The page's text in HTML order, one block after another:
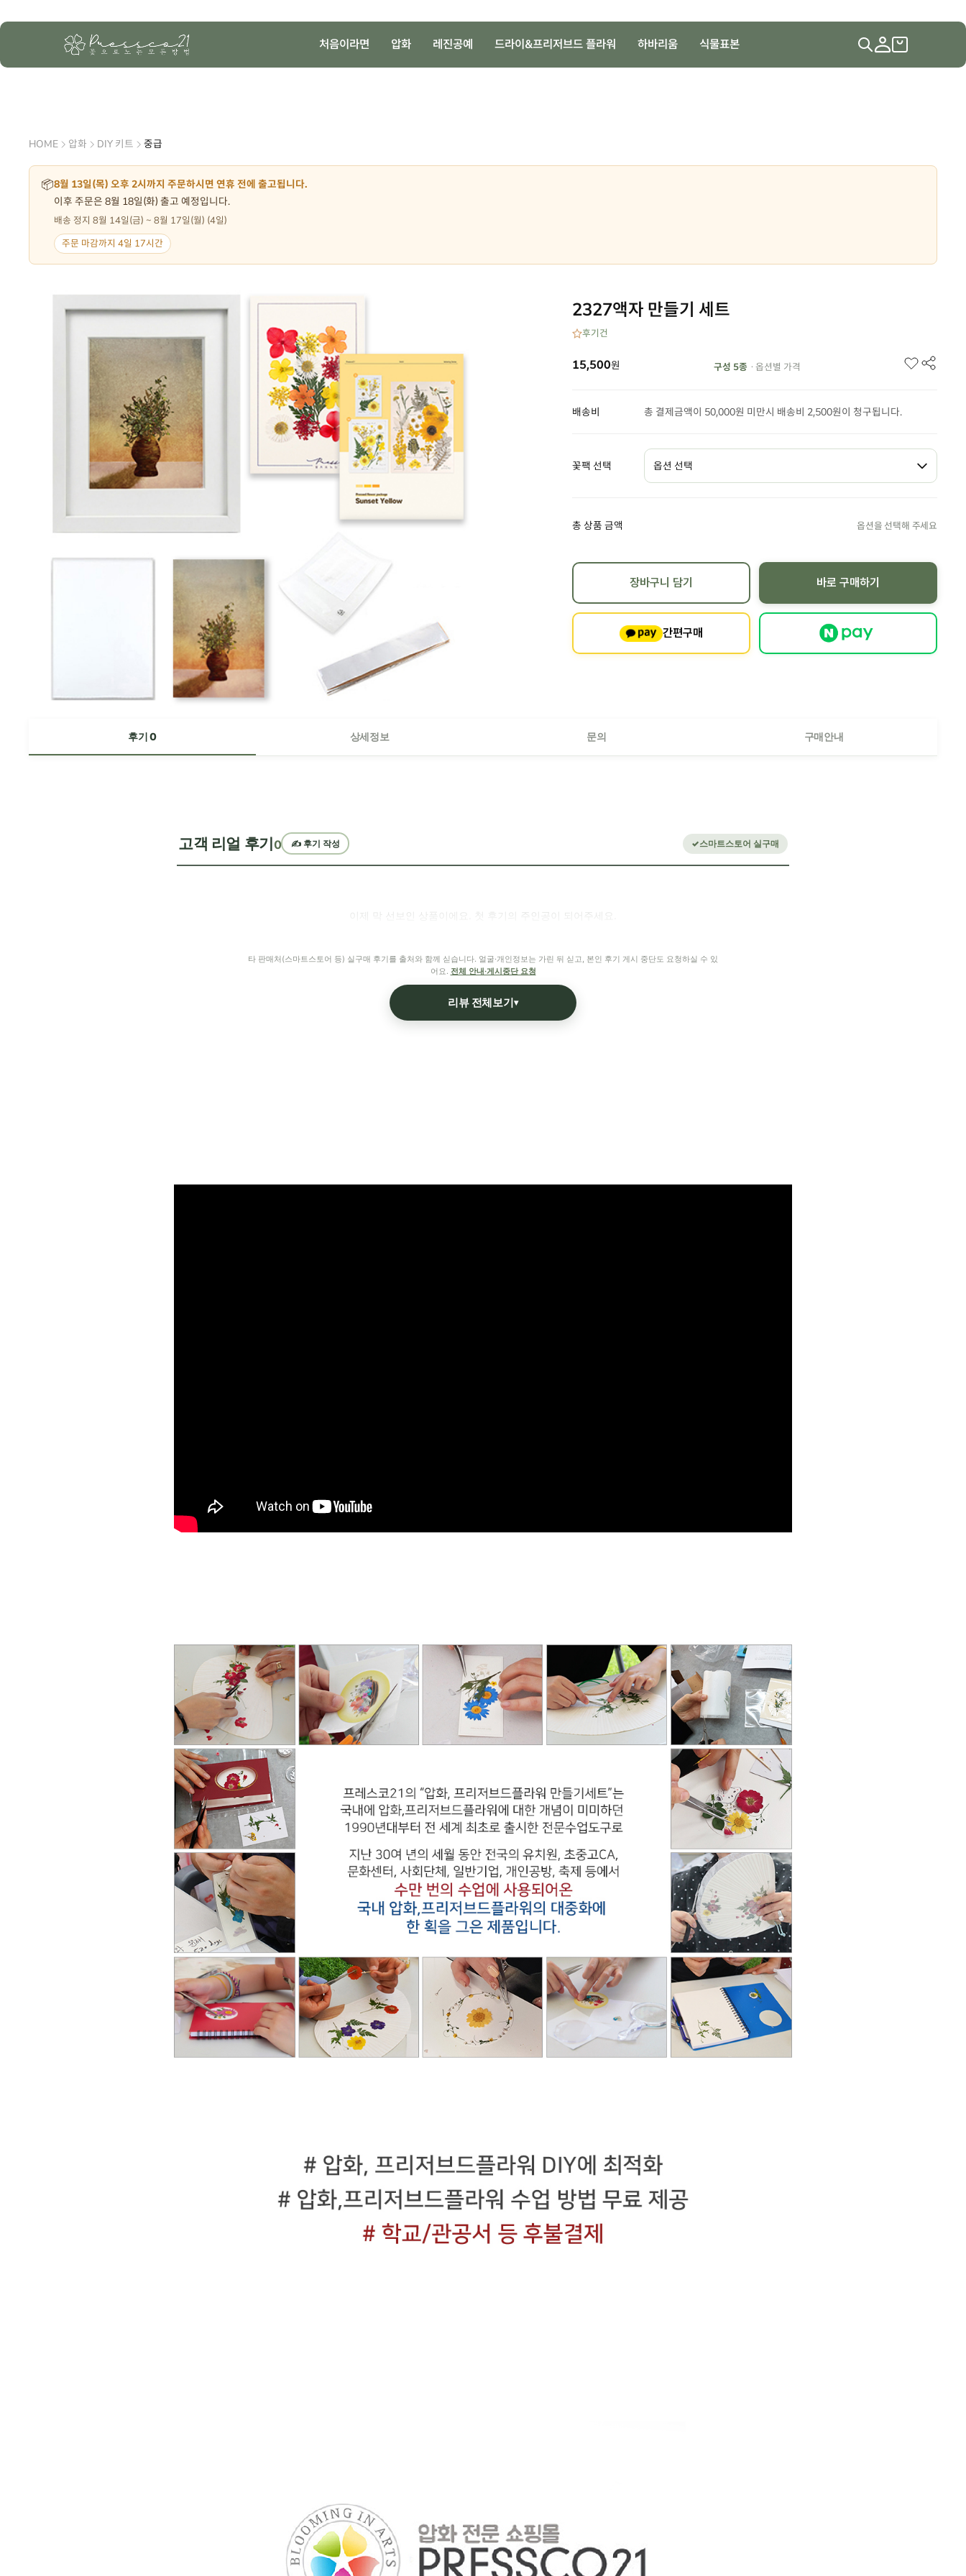
처음이라면 압화 레진공예 드라이&프리저브드 플라워 하바리움 식물표본
HOME 압화 DIY 키트 중급
📦8월 13일(목) 오후 2시까지 주문하시면 연휴 전에 출고됩니다.
이후 주문은 8월 18일(화) 출고 예정입니다.
배송 정지 8월 14일(금) ~ 8월 17일(월) (4일)
주문 마감까지 4일 17시간
2327액자 만들기 세트
후기건
15,500원 구성 5종 · 옵션별 가격
배송비 총 결제금액이 50,000원 미만시 배송비 2,500원이 청구됩니다.
꽃팩 선택
총 상품 금액
장바구니 담기 바로 구매하기
간편구매
후기 0 상세정보 문의 구매안내
고객 리얼 후기0 ✍️ 후기 작성 스마트스토어 실구매
이제 막 선보인 상품이에요. 첫 후기의 주인공이 되어주세요.
타 판매처(스마트스토어 등) 실구매 후기를 출처와 함께 싣습니다. 얼굴·개인정보는 가린 뒤 싣고, 본인 후기 게시 중단도 요청하실 수 있
어요. 전체 안내·게시중단 요청
리뷰 전체보기▾